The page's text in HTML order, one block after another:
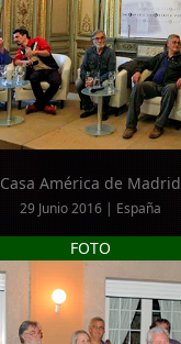
Casa América de Madrid
29 Junio 2016 | España
FOTO